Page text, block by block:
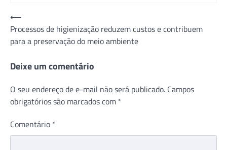
Navegação
de
Post
⟵
Processos de higienização reduzem custos e contribuem
para a preservação do meio ambiente
Deixe um comentário
O seu endereço de e-mail não será publicado. Campos
obrigatórios são marcados com *
Comentário *